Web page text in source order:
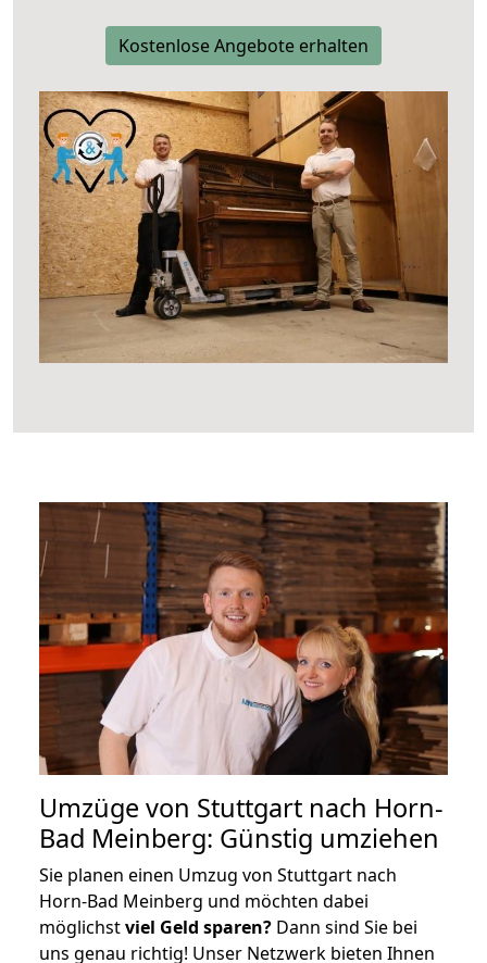
Kostenlose Angebote erhalten
Umzüge von Stuttgart nach Horn-
Bad Meinberg: Günstig umziehen
Sie planen einen Umzug von Stuttgart nach
Horn-Bad Meinberg und möchten dabei
möglichstviel Geld sparen? Dann sind Sie bei
uns genau richtig! Unser Netzwerk bieten Ihnen